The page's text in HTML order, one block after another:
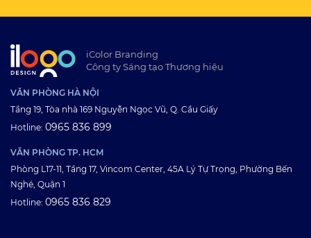
iColor Branding
Công ty Sáng tạo Thương hiệu
VĂN PHÒNG HÀ NỘI
Tầng 19, Tòa nhà 169 Nguyễn Ngọc Vũ, Q. Cầu Giấy
Hotline: 0965 836 899
VĂN PHÒNG TP. HCM
Phòng L17-11, Tầng 17, Vincom Center, 45A Lý Tự Trọng, Phường Bến
Nghé, Quận 1
Hotline: 0965 836 829